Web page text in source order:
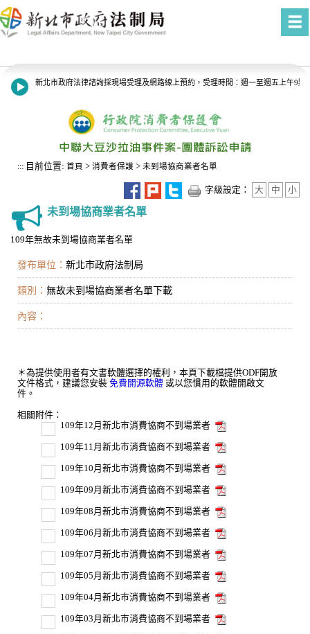
進入內容區塊
新北市政府法律諮詢採現場受理及網路線上預約，受理時間：週一至週五上午9
::: 目前位置: 首頁 > 消費者保護 > 未到場協商業者名單
字級設定： 大 中 小
未到場協商業者名單
109年無故未到場協商業者名單
發布單位： 新北市政府法制局
類別： 無故未到場協商業者名單下載
內容：
＊為提供使用者有文書軟體選擇的權利，本頁下載檔提供ODF開放
文件格式，建議您安裝 免費開源軟體 或以您慣用的軟體開啟文
件。
相關附件：
109年12月新北市消費協商不到場業者
109年11月新北市消費協商不到場業者
109年10月新北市消費協商不到場業者
109年09月新北市消費協商不到場業者
109年08月新北市消費協商不到場業者
109年06月新北市消費協商不到場業者
109年07月新北市消費協商不到場業者
109年05月新北市消費協商不到場業者
109年04月新北市消費協商不到場業者
109年03月新北市消費協商不到場業者